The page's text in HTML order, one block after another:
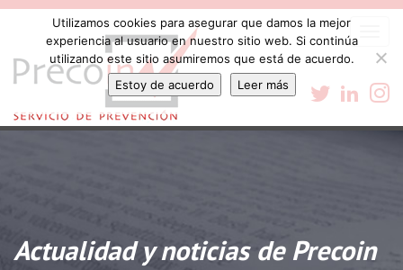
Actualidad y noticias de Precoin
Utilizamos cookies para asegurar que damos la mejor
experiencia al usuario en nuestro sitio web. Si continúa
utilizando este sitio asumiremos que está de acuerdo.
Estoy de acuerdo
Leer más